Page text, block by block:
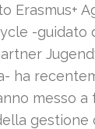
Erasmus+
-guidato
ha
messo a
gestione